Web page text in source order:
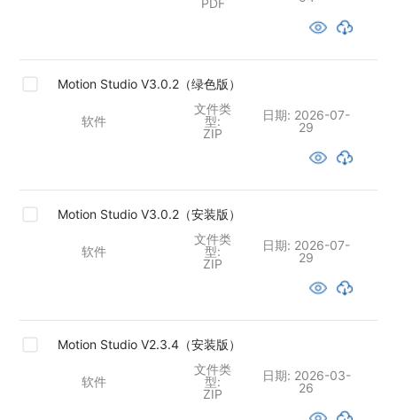
PDF
Motion Studio V3.0.2（绿色版）
软件
文件类
型:
ZIP
日期: 2026-07-
29
Motion Studio V3.0.2（安装版）
软件
文件类
型:
ZIP
日期: 2026-07-
29
Motion Studio V2.3.4（安装版）
软件
文件类
型:
ZIP
日期: 2026-03-
26